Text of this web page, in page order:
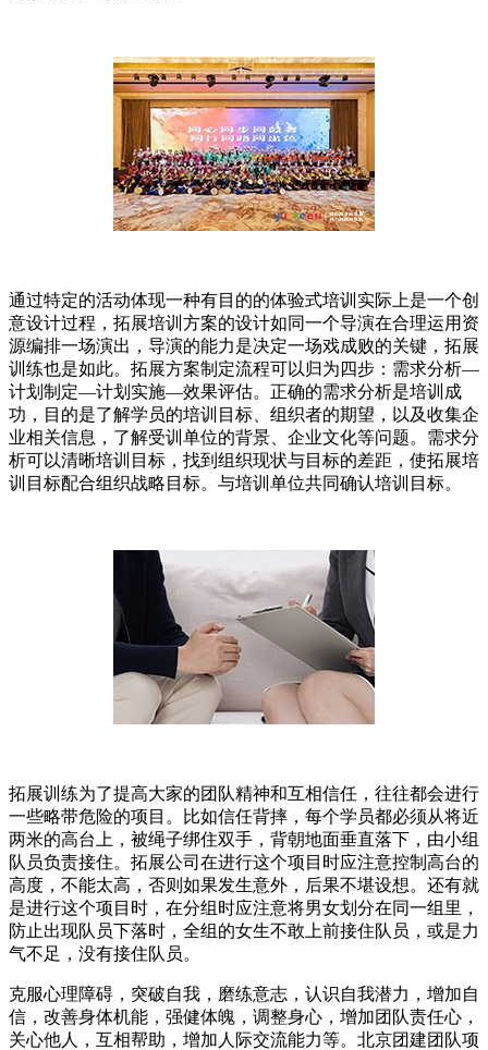
通过特定的活动体现一种有目的的体验式培训实际上是一个创
意设计过程，拓展培训方案的设计如同一个导演在合理运用资
源编排一场演出，导演的能力是决定一场戏成败的关键，拓展
训练也是如此。拓展方案制定流程可以归为四步：需求分析—
计划制定—计划实施—效果评估。正确的需求分析是培训成
功，目的是了解学员的培训目标、组织者的期望，以及收集企
业相关信息，了解受训单位的背景、企业文化等问题。需求分
析可以清晰培训目标，找到组织现状与目标的差距，使拓展培
训目标配合组织战略目标。与培训单位共同确认培训目标。
拓展训练为了提高大家的团队精神和互相信任，往往都会进行
一些略带危险的项目。比如信任背摔，每个学员都必须从将近
两米的高台上，被绳子绑住双手，背朝地面垂直落下，由小组
队员负责接住。拓展公司在进行这个项目时应注意控制高台的
高度，不能太高，否则如果发生意外，后果不堪设想。还有就
是进行这个项目时，在分组时应注意将男女划分在同一组里，
防止出现队员下落时，全组的女生不敢上前接住队员，或是力
气不足，没有接住队员。
克服心理障碍，突破自我，磨练意志，认识自我潜力，增加自
信，改善身体机能，强健体魄，调整身心，增加团队责任心，
关心他人，互相帮助，增加人际交流能力等。北京团建团队项